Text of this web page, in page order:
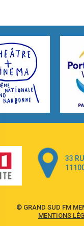
33
© GRAND SUD FM
MENTIONS